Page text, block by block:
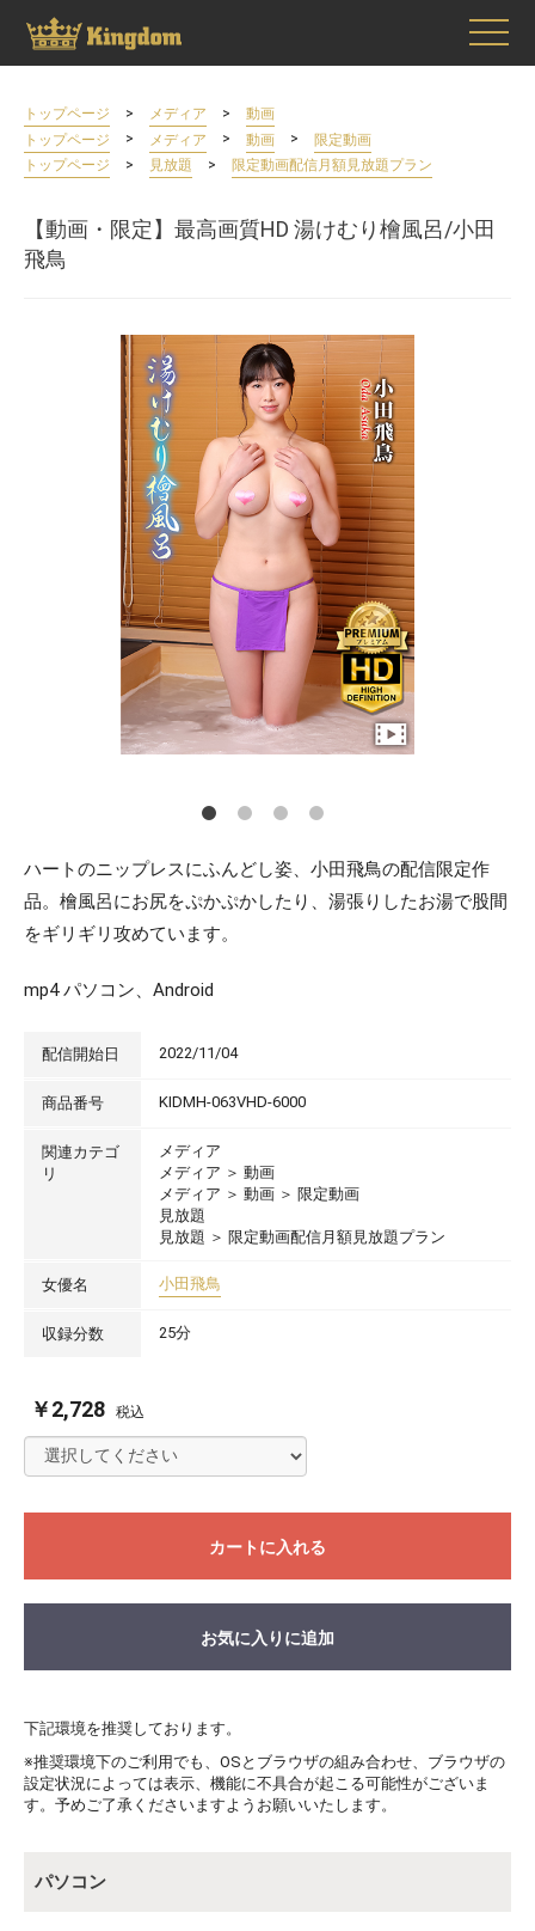
トップページ > メディア >
動画
トップページ
> メディア > 動画 >
限定動画
トップページ
> 見放題 > 限定動画配信月額見放題プラン
【動画・限定】最高画質HD 湯けむり檜風呂/小田
飛鳥
ハートのニップレスにふんどし姿、小田飛鳥の配信限定作
品。檜風呂にお尻をぷかぷかしたり、湯張りしたお湯で股間
をギリギリ攻めています。
mp4 パソコン、Android
配信開始日 2022/11/04
商品番号 KIDMH-063VHD-6000
関連カテゴ
リ
メディア
メディア ＞ 動画
メディア ＞ 動画 ＞ 限定動画
見放題
見放題 ＞ 限定動画配信月額見放題プラン
女優名 小田飛鳥
収録分数 25分
￥2,728 税込
カートに入れる
お気に入りに追加
下記環境を推奨しております。
※推奨環境下のご利用でも、OSとブラウザの組み合わせ、ブラウザの
設定状況によっては表示、機能に不具合が起こる可能性がございま
す。予めご了承くださいますようお願いいたします。
パソコン